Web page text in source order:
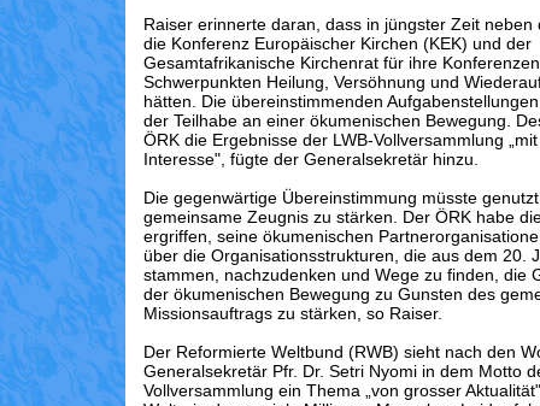
Raiser erinnerte daran, dass in jüngster Zeit neben
die Konferenz Europäischer Kirchen (KEK) und der
Gesamtafrikanische Kirchenrat für ihre
Schwerpunkten Heilung, Versöhnung und
hätten. Die übereinstimmenden
der Teilhabe an einer ökumenischen Bewegung.
ÖRK die Ergebnisse der LWB-Vollversammlung
Interesse", fügte der Generalsekretär hinzu.
Die gegenwärtige Übereinstimmung müsste
gemeinsame Zeugnis zu stärken. Der ÖRK habe
ergriffen, seine ökumenischen
über die Organisationsstrukturen, die aus dem 20.
stammen, nachzudenken und Wege zu finden, die
der ökumenischen Bewegung zu Gunsten des
Missionsauftrags zu stärken, so Raiser.
Der Reformierte Weltbund (RWB) sieht nach den
Generalsekretär Pfr. Dr. Setri Nyomi in dem Motto
Vollversammlung ein Thema „von grosser